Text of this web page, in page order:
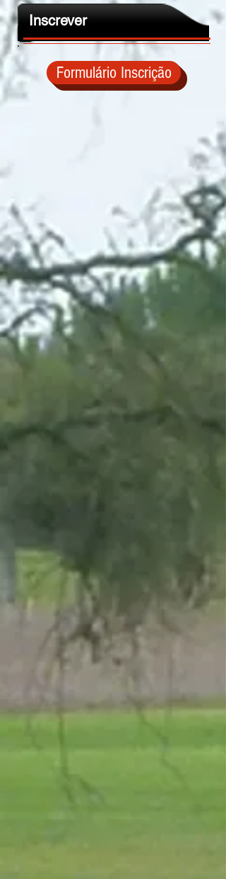
Formulário Inscrição
Inscrever